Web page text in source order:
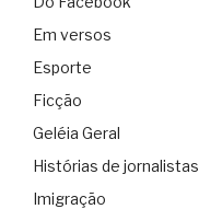
Em versos
Esporte
Ficção
Geléia Geral
Histórias de jornalistas
Imigração